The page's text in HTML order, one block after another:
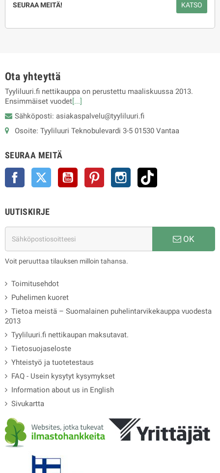
SEURAA MEITÄ! KATSO
Ota yhteyttä
Tyyliluuri.fi nettikauppa on perustettu maaliskuussa 2013.
Ensimmäiset vuodet [...]
Sähköposti: asiakaspalvelu@tyyliluuri.fi
Osoite: Tyyliluuri Teknobulevardi 3-5 01530 Vantaa
SEURAA MEITÄ
Facebook Twitter YouTube Pinterest Instagram
UUTISKIRJE
OK
Voit peruuttaa tilauksen milloin tahansa.
Toimitusehdot
Puhelimen kuoret
Tietoa meistä – Suomalainen puhelintarvikekauppa vuodesta
2013
Tyyliluuri.fi nettikaupan maksutavat.
Tietosuojaseloste
Yhteistyö ja tuotetestaus
FAQ - Usein kysytyt kysymykset
Information about us in English
Sivukartta